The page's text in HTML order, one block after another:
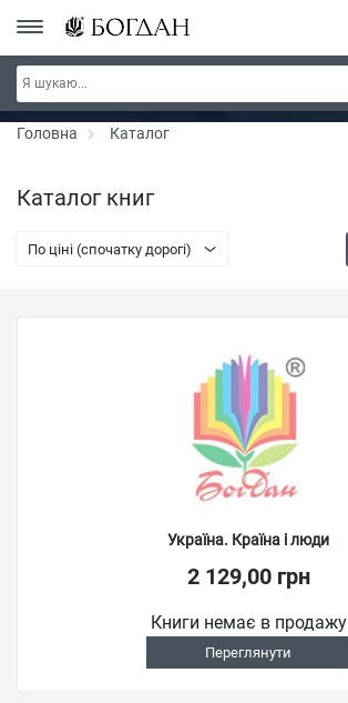
РОЗПРОДАЖ ~ 150 грн ~ 200 грн ~ 250 грн ~
300 грн ~ РОЗПРОДАЖ
Головна Каталог
Каталог книг
По ціні (спочатку дорогі)
Україна. Країна і люди
2 129,00 грн
Книги немає в продажу
Переглянути